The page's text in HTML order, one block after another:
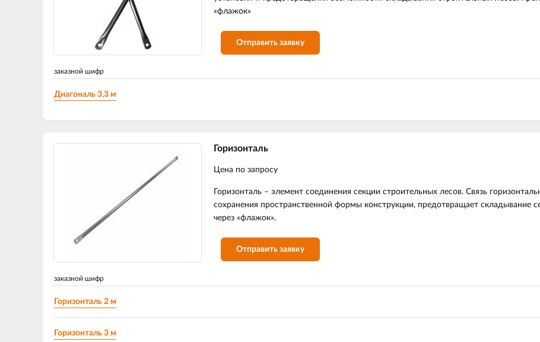
«флажок»
Отправить заявку
заказной шифр
Диагональ 3,3 м
Горизонталь
Цена по запросу
Горизонталь – элемент соединения секции строительных лесов. Связь
сохранения пространственной формы конструкции, предотвращает складывание
через «флажок».
Отправить заявку
заказной шифр
Горизонталь 2 м
Горизонталь 3 м